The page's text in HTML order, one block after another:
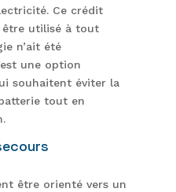
Ce crédit
être utilisé à tout
n’ait été
une option
souhaitent éviter la
tout en
être orienté vers un